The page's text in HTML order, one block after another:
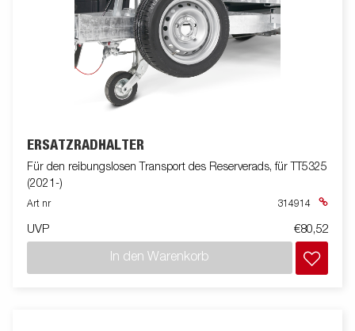
ERSATZRADHALTER
Für den reibungslosen Transport des Reserverads, für TT5325
(2021-)
Art nr 314914
UVP €80,52
In den Warenkorb